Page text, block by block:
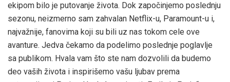
ekipom bilo je putovanje života. Dok započinjemo poslednju
sezonu, neizmerno sam zahvalan Netflix-u, Paramount-u i,
najvažnije, fanovima koji su bili uz nas tokom cele ove
avanture. Jedva čekamo da podelimo poslednje poglavlje
sa publikom. Hvala vam što ste nam dozvolili da budemo
deo vaših života i inspirišemo vašu ljubav prema